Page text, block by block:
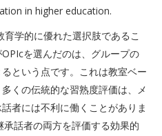
in higher education.
学的に優れた選択肢であるこ
を選んだのは、グループの
という点です。これは教室ベー
くの伝統的な習熟度評価は、メ
者には不利に働くことがありま
話者の両方を評価する効果的